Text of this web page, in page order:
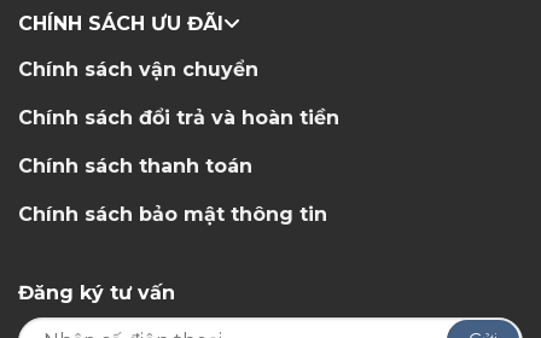
CHÍNH SÁCH ƯU ĐÃI
Chính sách vận chuyển
Chính sách đổi trả và hoàn tiền
Chính sách thanh toán
Chính sách bảo mật thông tin
Đăng ký tư vấn